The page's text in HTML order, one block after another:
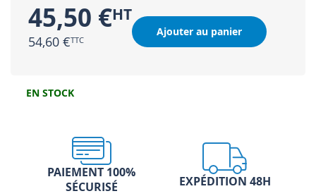
45,50 €
54,60 €
Ajouter au panier
EN STOCK
PAIEMENT 100%
SÉCURISÉ
EXPÉDITION 48H